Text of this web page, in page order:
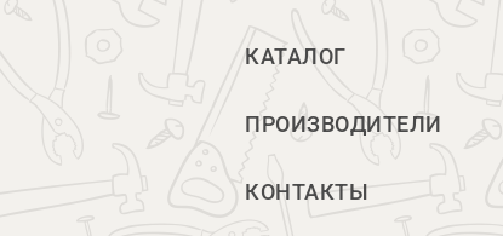
КАТАЛОГ
ПРОИЗВОДИТЕЛИ
КОНТАКТЫ